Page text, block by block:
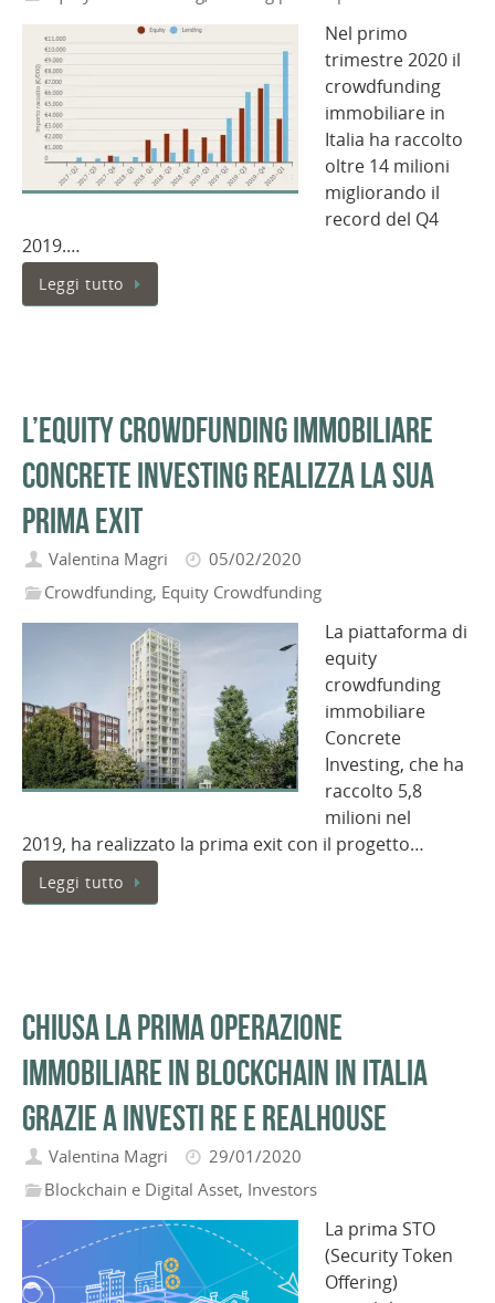
Nel primo
trimestre 2020 il
crowdfunding
immobiliare in
Italia ha raccolto
oltre 14 milioni
migliorando il
record del Q4
2019.…
Leggi tutto
L’equity crowdfunding immobiliare
Concrete Investing realizza la sua
prima exit
Valentina Magri
05/02/2020
Crowdfunding, Equity Crowdfunding
La piattaforma di
equity
crowdfunding
immobiliare
Concrete
Investing, che ha
raccolto 5,8
milioni nel
2019, ha realizzato la prima exit con il progetto…
Leggi tutto
Chiusa la prima operazione
immobiliare in blockchain in Italia
grazie a Investi RE e Realhouse
Valentina Magri
29/01/2020
Blockchain e Digital Asset, Investors
La prima STO
(Security Token
Offering)